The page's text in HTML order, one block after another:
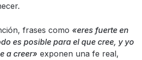
frases como «eres fuerte en
es posible para el que cree, y yo
a creer» exponen una fe real,